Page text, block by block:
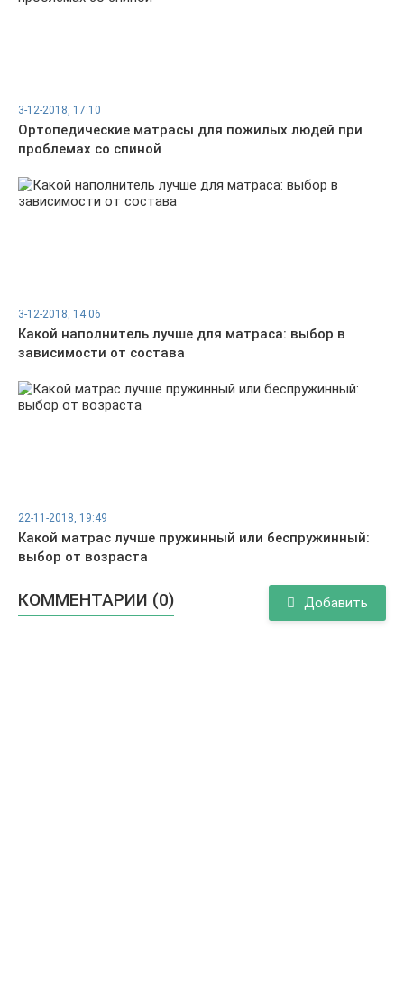
3-12-2018, 17:10
Ортопедические матрасы для пожилых людей при
проблемах со спиной
3-12-2018, 14:06
Какой наполнитель лучше для матраса: выбор в
зависимости от состава
22-11-2018, 19:49
Какой матрас лучше пружинный или беспружинный:
выбор от возраста
КОММЕНТАРИИ (0) Добавить